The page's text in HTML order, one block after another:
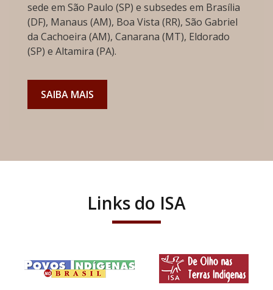
sede em São Paulo (SP) e subsedes em Brasília
(DF), Manaus (AM), Boa Vista (RR), São Gabriel
da Cachoeira (AM), Canarana (MT), Eldorado
(SP) e Altamira (PA).
SAIBA MAIS
Links do ISA